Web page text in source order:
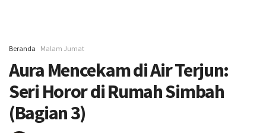
Beranda Malam Jumat
Aura Mencekam di Air Terjun:
Seri Horor di Rumah Simbah
(Bagian 3)